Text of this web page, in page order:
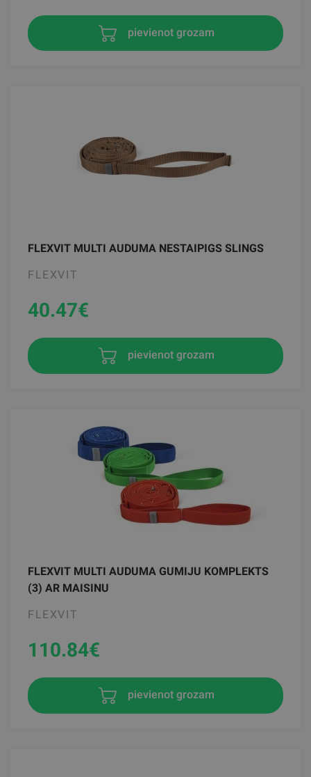
pievienot grozam
FLEXVIT MULTI AUDUMA NESTAIPIGS SLINGS
FLEXVIT
40.47€
pievienot grozam
FLEXVIT MULTI AUDUMA GUMIJU KOMPLEKTS
(3) AR MAISINU
FLEXVIT
110.84€
pievienot grozam